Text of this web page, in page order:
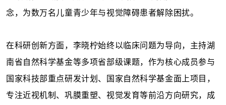
念，为数万名儿童青少年与视觉障碍患者解除困扰。
在科研创新方面，李晓柠始终以临床问题为导向，主持湖
南省自然科学基金等多项省部级课题，作为核心成员参与
国家科技部重点研发计划、国家自然科学基金面上项目，
专注近视机制、巩膜重塑、视觉发育等前沿方向研究，成